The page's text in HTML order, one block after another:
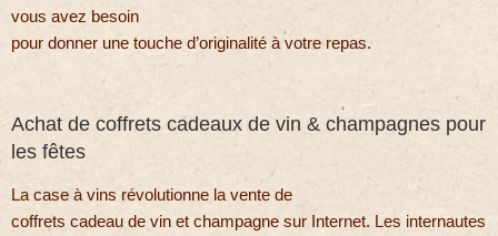
vous avez besoin
pour donner une touche d’originalité à votre repas.
Achat de coffrets cadeaux de vin & champagnes pour
les fêtes
La case à vins révolutionne la vente de
coffrets cadeau de vin et champagne sur Internet. Les internautes